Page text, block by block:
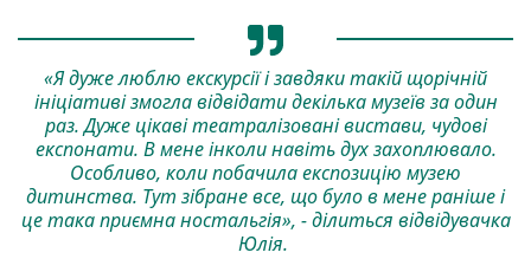
«Я дуже люблю екскурсії і завдяки такій щорічній
ініціативі змогла відвідати декілька музеїв за один
раз. Дуже цікаві театралізовані вистави, чудові
експонати. В мене інколи навіть дух захоплювало.
Особливо, коли побачила експозицію музею
дитинства. Тут зібране все, що було в мене раніше і
це така приємна ностальгія», - ділиться відвідувачка
Юлія.